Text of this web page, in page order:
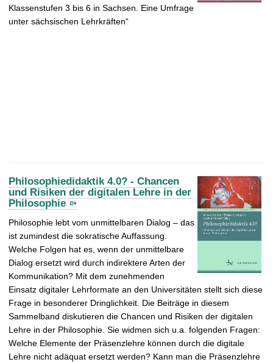
Klassenstufen 3 bis 6 in Sachsen. Eine Umfrage
unter sächsischen Lehrkräften“
Philosophiedidaktik 4.0? - Chancen
und Risiken der digitalen Lehre in der
Philosophie
Philosophie lebt vom unmittelbaren Dialog – das
ist zumindest die sokratische Auffassung.
Welche Folgen hat es, wenn der unmittelbare
Dialog ersetzt wird durch indirektere Arten der
Kommunikation? Mit dem zunehmenden
Einsatz digitaler Lehrformate an den Universitäten stellt sich diese
Frage in besonderer Dringlichkeit. Die Beiträge in diesem
Sammelband diskutieren die Chancen und Risiken der digitalen
Lehre in der Philosophie. Sie widmen sich u.a. folgenden Fragen:
Welche Elemente der Präsenzlehre können durch die digitale
Lehre nicht adäquat ersetzt werden? Kann man die Präsenzlehre